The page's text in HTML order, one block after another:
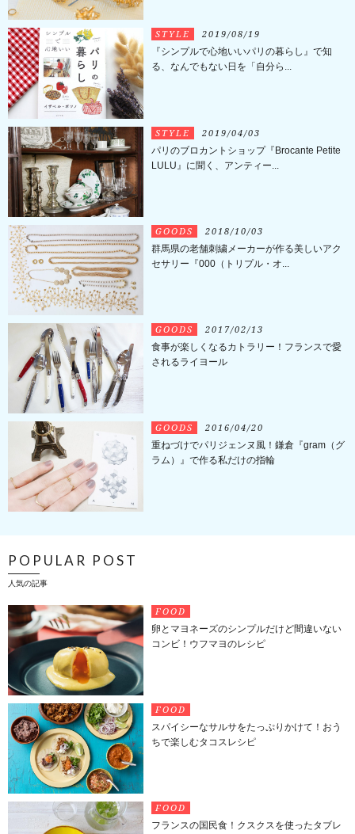
STYLE 2019/08/19
『シンプルで心地いいパリの暮らし』で知
る、なんでもない日を「自分ら...
STYLE 2019/04/03
パリのブロカントショップ『Brocante Petite
LULU』に聞く、アンティー...
GOODS 2018/10/03
群馬県の老舗刺繍メーカーが作る美しいアク
セサリー『000（トリプル・オ...
GOODS 2017/02/13
食事が楽しくなるカトラリー！フランスで愛
されるライヨール
GOODS 2016/04/20
重ねづけでパリジェンヌ風！鎌倉『gram（グ
ラム）』で作る私だけの指輪
POPULAR POST
人気の記事
FOOD
卵とマヨネーズのシンプルだけど間違いない
コンビ！ウフマヨのレシピ
FOOD
スパイシーなサルサをたっぷりかけて！おう
ちで楽しむタコスレシピ
FOOD
フランスの国民食！クスクスを使ったタブレ